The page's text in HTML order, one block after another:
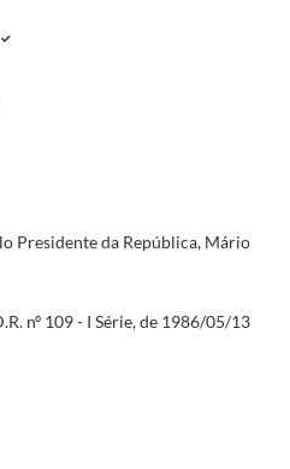
Presidente da República, Mário
nº 109 - I Série, de 1986/05/13